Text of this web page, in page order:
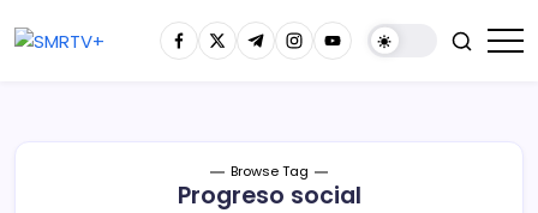
Browse Tag
Progreso social